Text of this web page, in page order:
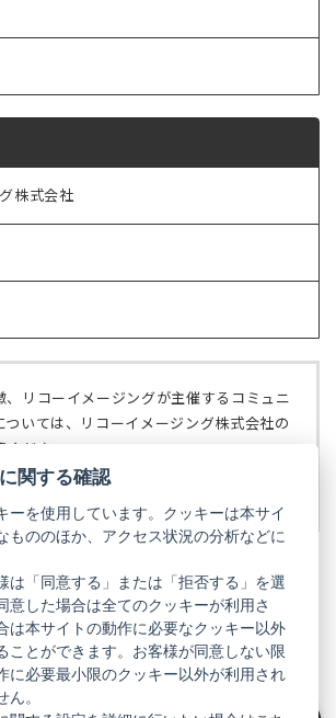
株式会社
、リコーイメージングが主催するコミュニ
ついては、リコーイメージング株式会社の
ださい。
株式会社の公式サイト
PENTAX
（新
PENTAX
の
公
PENTAX
の
公
PENTAX
の
公
PENTAX
の
公
関する確認
ーを使用しています。クッキーは本サイ
もののほか、アクセス状況の分析などに
は「同意する」または「拒否する」を選
意した場合は全てのクッキーが利用さ
は本サイトの動作に必要なクッキー以外
ことができます。お客様が同意しない限
に必要最小限のクッキー以外が利用され
。